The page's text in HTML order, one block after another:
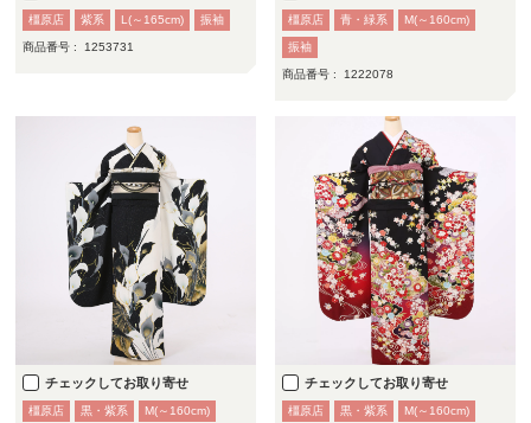
橿原店 紫系 L(～165cm) 振袖
商品番号 : 1253731
橿原店 青・緑系 M(～160cm)
振袖
商品番号 : 1222078
チェックしてお取り寄せ
橿原店 黒・紫系 M(～160cm)
チェックしてお取り寄せ
橿原店 黒・紫系 M(～160cm)